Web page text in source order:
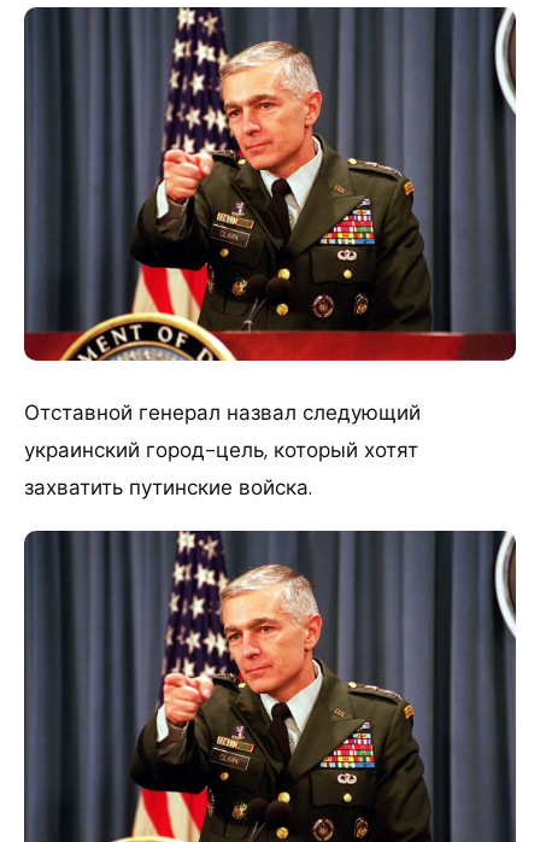
Отставной генерал назвал следующий
украинский город-цель, который хотят
захватить путинские войска.